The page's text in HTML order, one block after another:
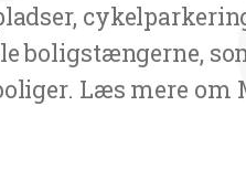
boligstængerne,
Læs mere om